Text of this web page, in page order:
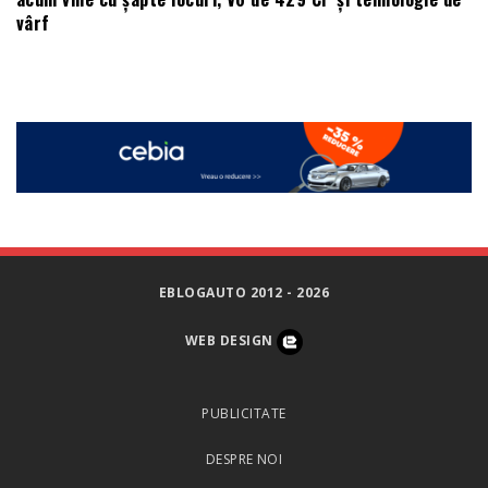
vârf
EBLOGAUTO 2012 - 2026
WEB DESIGN
PUBLICITATE
DESPRE NOI